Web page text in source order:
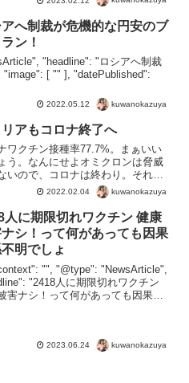
アへ制裁が危機的な円安のブ
ン！
"headline": "ロシアへ制裁
"image": [ "" ], "datePublished":
2022.05.12 kuwanokazuya
アもコロナ終了へ
ワクチン接種率77.7%。まぁいい
う。なんにせよオミクロンは脅威
いので、コロナは終わり。それだ
{ "@context": "", "@type":
"headline": "イタリアもコ
2022.02.04 kuwanokazuya
人に期限切れワクチン 健康
シ！って何があっても因果
明でしょ
"", "@type": "NewsArticle",
"2418人に期限切れワクチン
害ナシ！って何があっても因果関
2023.06.24 kuwanokazuya